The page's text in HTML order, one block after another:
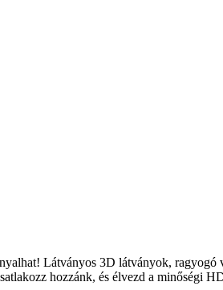
Látványos 3D látványok, ragyogó
hozzánk, és élvezd a minőségi